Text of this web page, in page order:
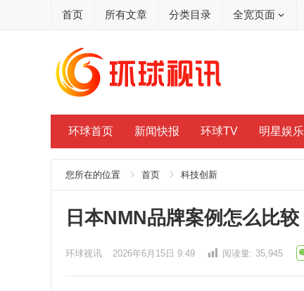
首页 所有文章 分类目录 全宽页面
环球首页 新闻快报 环球TV 明星娱乐
您所在的位置 首页 科技创新
日本NMN品牌案例怎么比
环球视讯 2026年6月15日 9:49 阅读量: 35,945